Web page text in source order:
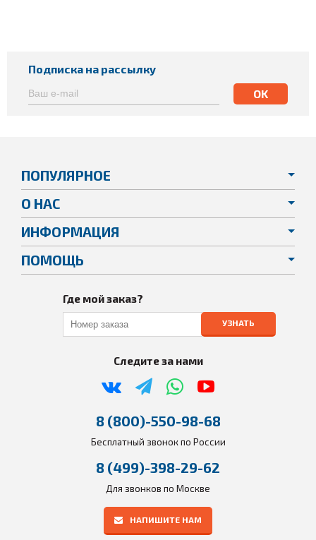
Подписка на рассылку
ПОПУЛЯРНОЕ
О НАС
ИНФОРМАЦИЯ
ПОМОЩЬ
Где мой заказ?
УЗНАТЬ
Следите за нами
8 (800)-550-98-68
Бесплатный звонок по России
8 (499)-398-29-62
Для звонков по Москве
НАПИШИТЕ НАМ